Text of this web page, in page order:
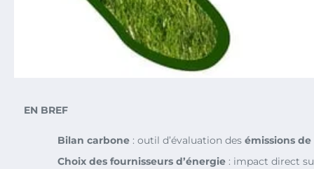
EN BREF
Bilan carbone : outil d’évaluation des émissions de
Choix des fournisseurs d’énergie : impact direct